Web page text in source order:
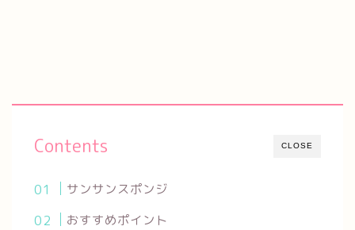
CLOSE
Contents
サンサンスポンジ
おすすめポイント